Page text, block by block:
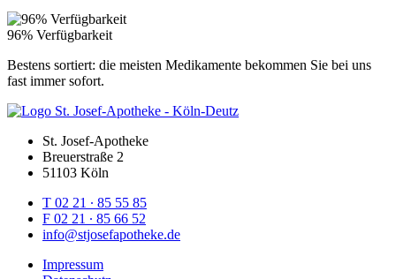
96% Verfügbarkeit
Bestens sortiert: die meisten Medikamente bekommen Sie bei uns
fast immer sofort.
St. Josef-Apotheke
Breuerstraße 2
51103 Köln
T 02 21 ∙ 85 55 85
F 02 21 ∙ 85 66 52
info@stjosefapotheke.de
Impressum